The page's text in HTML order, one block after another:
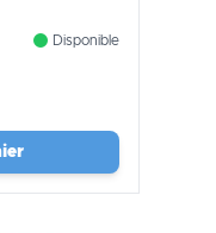
Disponible